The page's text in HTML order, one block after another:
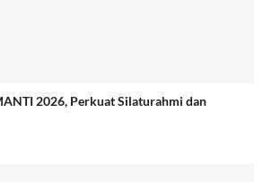
2026, Perkuat Silaturahmi dan